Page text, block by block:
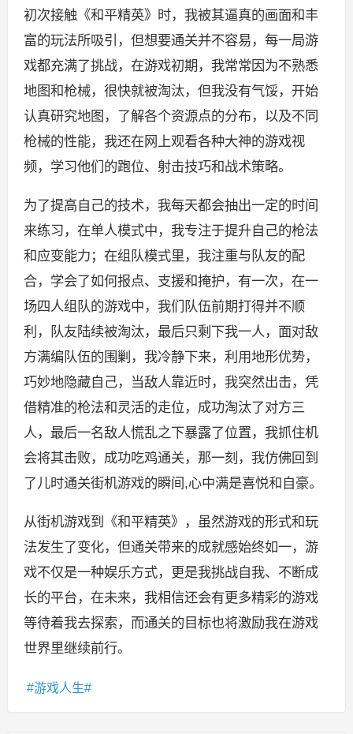
初次接触《和平精英》时，我被其逼真的画面和丰
富的玩法所吸引，但想要通关并不容易，每一局游
戏都充满了挑战，在游戏初期，我常常因为不熟悉
地图和枪械，很快就被淘汰，但我没有气馁，开始
认真研究地图，了解各个资源点的分布，以及不同
枪械的性能，我还在网上观看各种大神的游戏视
频，学习他们的跑位、射击技巧和战术策略。
为了提高自己的技术，我每天都会抽出一定的时间
来练习，在单人模式中，我专注于提升自己的枪法
和应变能力；在组队模式里，我注重与队友的配
合，学会了如何报点、支援和掩护，有一次，在一
场四人组队的游戏中，我们队伍前期打得并不顺
利，队友陆续被淘汰，最后只剩下我一人，面对敌
方满编队伍的围剿，我冷静下来，利用地形优势，
巧妙地隐藏自己，当敌人靠近时，我突然出击，凭
借精准的枪法和灵活的走位，成功淘汰了对方三
人，最后一名敌人慌乱之下暴露了位置，我抓住机
会将其击败，成功吃鸡通关，那一刻，我仿佛回到
了儿时通关街机游戏的瞬间,心中满是喜悦和自豪。
从街机游戏到《和平精英》，虽然游戏的形式和玩
法发生了变化，但通关带来的成就感始终如一，游
戏不仅是一种娱乐方式，更是我挑战自我、不断成
长的平台，在未来，我相信还会有更多精彩的游戏
等待着我去探索，而通关的目标也将激励我在游戏
世界里继续前行。
游戏人生